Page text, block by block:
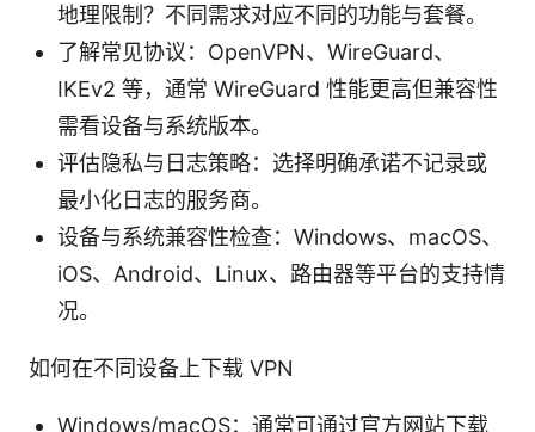
地理限制？不同需求对应不同的功能与套餐。
了解常见协议：OpenVPN、WireGuard、
IKEv2 等，通常 WireGuard 性能更高但兼容性
需看设备与系统版本。
评估隐私与日志策略：选择明确承诺不记录或
最小化日志的服务商。
设备与系统兼容性检查：Windows、macOS、
iOS、Android、Linux、路由器等平台的支持情
况。
如何在不同设备上下载 VPN
Windows/macOS：通常可通过官方网站下载